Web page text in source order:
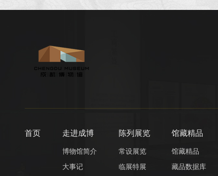
首页 走进成博
博物馆简介
大事记
陈列展览
常设展览
临展特展
馆藏精品
馆藏精品
藏品数据库